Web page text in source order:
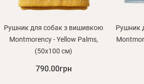
Оптовим клієнтам
Контакти
+380 (95) 095-
Рушник для собак з вишивкою
Montmorency - Yellow Palms,
(50x100 см)
790.00грн
Рушник